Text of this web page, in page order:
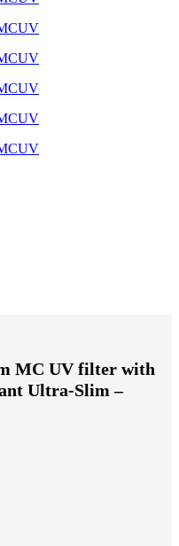
MC UV filter with
Ultra-Slim –